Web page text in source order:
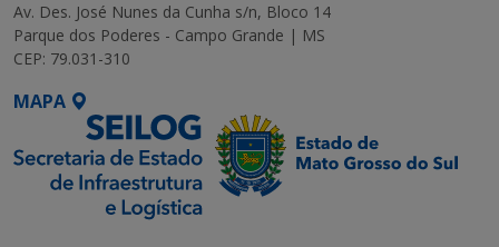
Av. Des. José Nunes da Cunha s/n, Bloco 14
Parque dos Poderes - Campo Grande | MS
CEP: 79.031-310
MAPA